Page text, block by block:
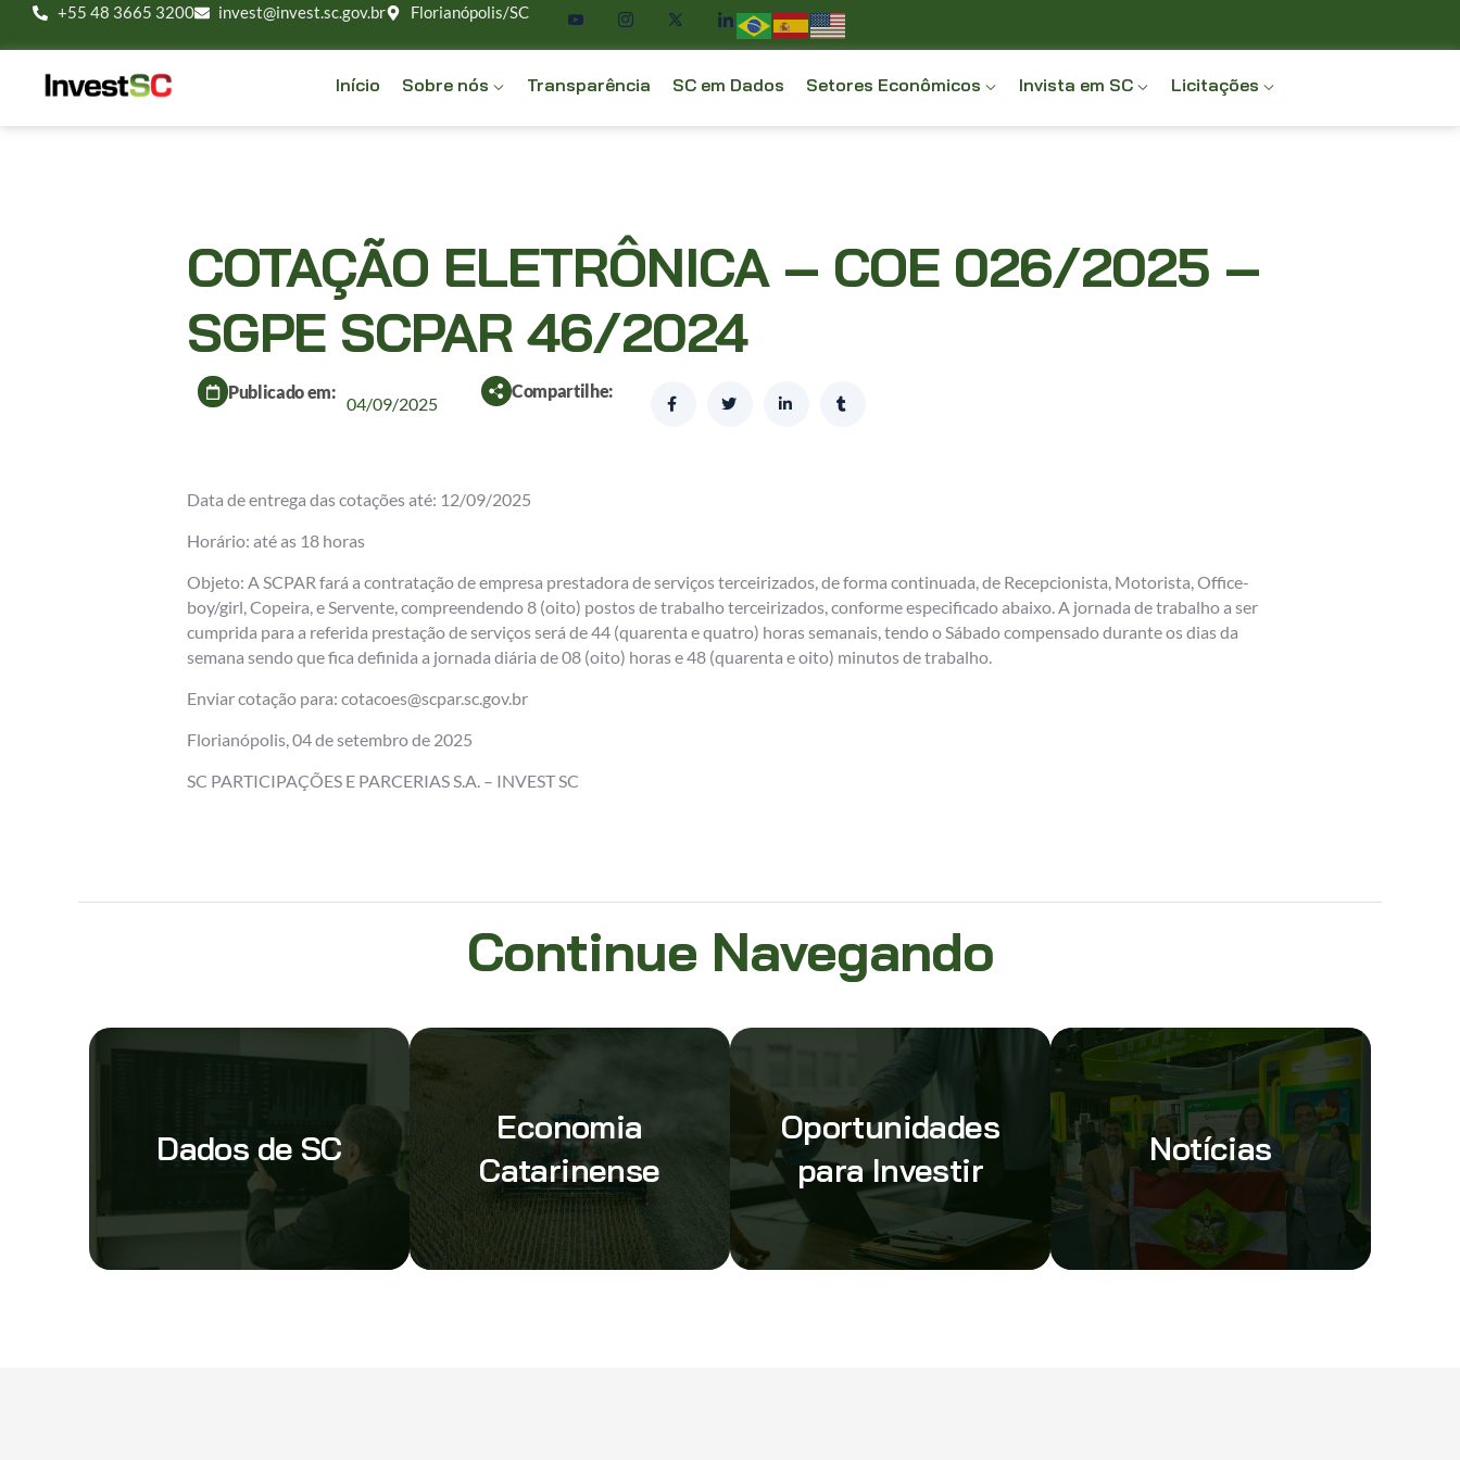
+55 48 3665 3200 invest@invest.sc.gov.br Florianópolis/SC
Início Sobre nós Transparência SC em Dados Setores Econômicos Invista em SC Licitações
COTAÇÃO ELETRÔNICA – COE 026/2025 –
SGPE SCPAR 46/2024
Publicado em:
04/09/2025
Compartilhe:
Data de entrega das cotações até: 12/09/2025
Horário: até as 18 horas
Objeto: A SCPAR fará a contratação de empresa prestadora de serviços terceirizados, de forma continuada, de Recepcionista, Motorista, Office-
boy/girl, Copeira, e Servente, compreendendo 8 (oito) postos de trabalho terceirizados, conforme especificado abaixo. A jornada de trabalho a ser
cumprida para a referida prestação de serviços será de 44 (quarenta e quatro) horas semanais, tendo o Sábado compensado durante os dias da
semana sendo que fica definida a jornada diária de 08 (oito) horas e 48 (quarenta e oito) minutos de trabalho.
Enviar cotação para: cotacoes@scpar.sc.gov.br
Florianópolis, 04 de setembro de 2025
SC PARTICIPAÇÕES E PARCERIAS S.A. – INVEST SC
Continue Navegando
Dados de SC
Economia
Catarinense
Oportunidades
para Investir
Notícias